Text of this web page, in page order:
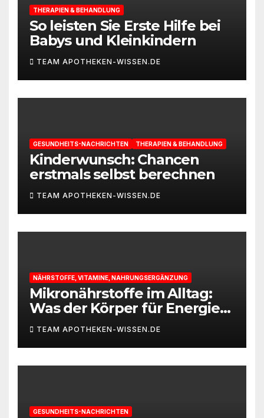
THERAPIEN & BEHANDLUNG
So leisten Sie Erste Hilfe bei
Babys und Kleinkindern
TEAM APOTHEKEN-WISSEN.DE
GESUNDHEITS-NACHRICHTEN THERAPIEN & BEHANDLUNG
Kinderwunsch: Chancen
erstmals selbst berechnen
TEAM APOTHEKEN-WISSEN.DE
NÄHRSTOFFE, VITAMINE, NAHRUNGSERGÄNZUNG
Mikronährstoffe im Alltag:
Was der Körper für Energie
und Leistungsfähigkeit
braucht
TEAM APOTHEKEN-WISSEN.DE
GESUNDHEITS-NACHRICHTEN